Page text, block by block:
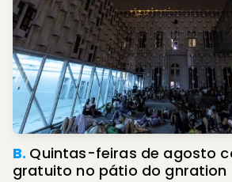
B. Quintas-feiras de agosto
gratuito no pátio do gnration